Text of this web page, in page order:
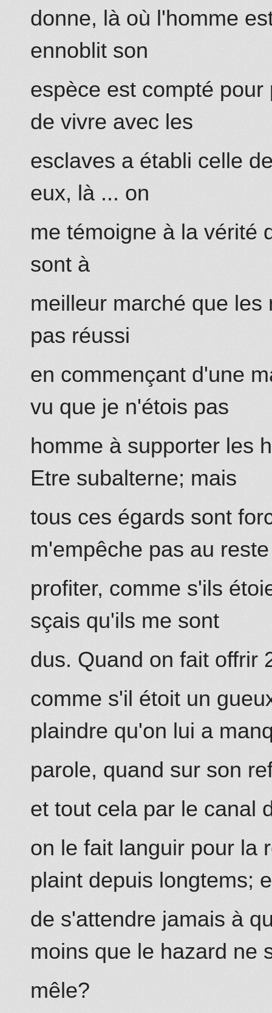
donne, là où l'homme
ennoblit son
espèce est compté pour
de vivre avec les
esclaves a établi celle
eux, là ... on
me témoigne à la vérité
sont à
meilleur marché que
pas réussi
en commençant d'une
vu que je n'étois pas
homme à supporter les
Etre subalterne; mais
tous ces égards sont
m'empêche pas au reste
profiter, comme s'ils
sçais qu'ils me sont
dus. Quand on fait offrir
comme s'il étoit un
plaindre qu'on lui a
parole, quand sur son
et tout cela par le canal
on le fait languir pour la
plaint depuis longtems;
de s'attendre jamais à
moins que le hazard ne
mêle?